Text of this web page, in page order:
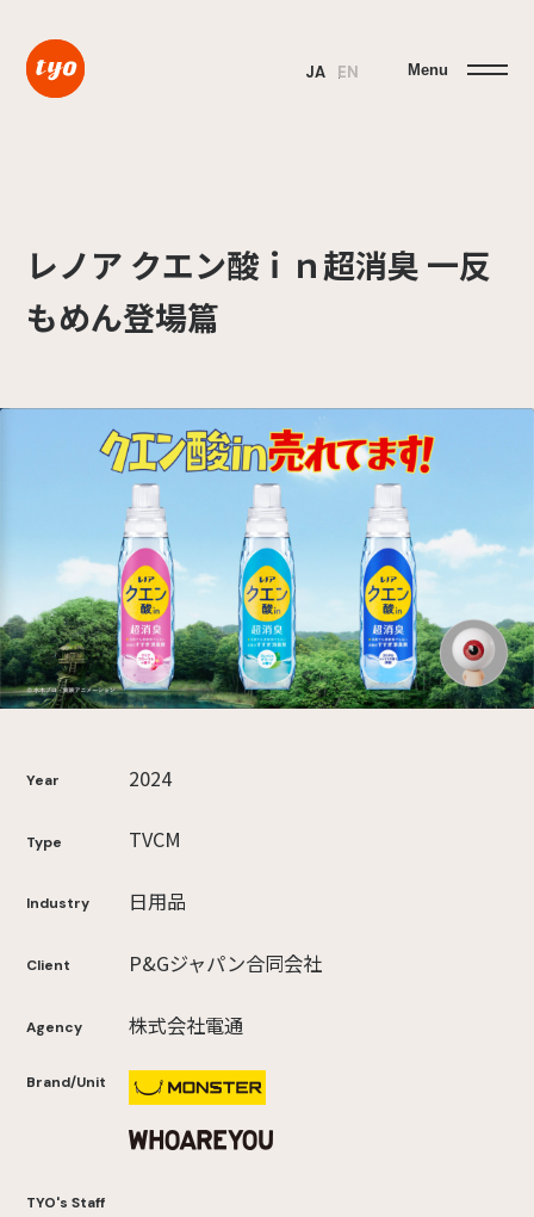
JA EN Menu
レノア クエン酸ｉｎ超消臭 一反
もめん登場篇
Year 2024
Type TVCM
Industry 日用品
Client P&Gジャパン合同会社
Agency 株式会社電通
Brand/Unit
TYO's Staff